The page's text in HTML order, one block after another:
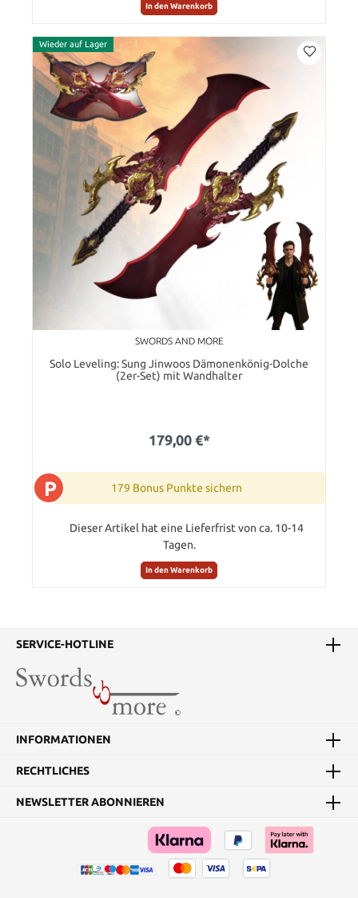
In den Warenkorb
Wieder auf Lager
SWORDS AND MORE
Solo Leveling: Sung Jinwoos Dämonenkönig-Dolche
(2er-Set) mit Wandhalter
179,00 €*
P 179 Bonus Punkte sichern
Dieser Artikel hat eine Lieferfrist von ca. 10-14
Tagen.
In den Warenkorb
SERVICE-HOTLINE
INFORMATIONEN
RECHTLICHES
NEWSLETTER ABONNIEREN